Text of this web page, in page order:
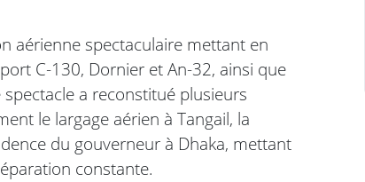
aérienne spectaculaire mettant en
C-130, Dornier et An-32, ainsi que
a reconstitué plusieurs
le largage aérien à Tangail, la
du gouverneur à Dhaka, mettant
constante.